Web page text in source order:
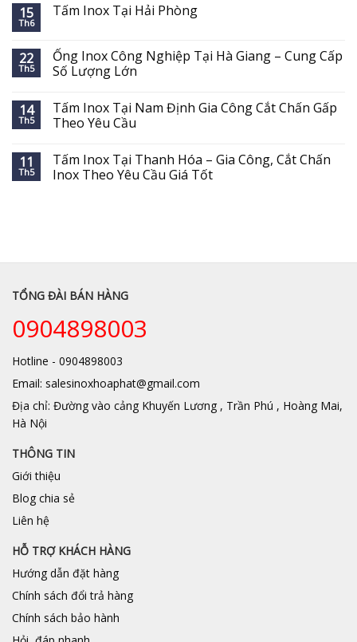
15
Th6
Tấm Inox Tại Hải Phòng
22
Th5
Ống Inox Công Nghiệp Tại Hà Giang – Cung Cấp
Số Lượng Lớn
14
Th5
Tấm Inox Tại Nam Định Gia Công Cắt Chấn Gấp
Theo Yêu Cầu
11
Th5
Tấm Inox Tại Thanh Hóa – Gia Công, Cắt Chấn
Inox Theo Yêu Cầu Giá Tốt
TỔNG ĐÀI BÁN HÀNG
0904898003
Hotline - 0904898003
Email: salesinoxhoaphat@gmail.com
Địa chỉ: Đường vào cảng Khuyến Lương , Trần Phú , Hoàng Mai,
Hà Nội
THÔNG TIN
Giới thiệu
Blog chia sẻ
Liên hệ
HỖ TRỢ KHÁCH HÀNG
Hướng dẫn đặt hàng
Chính sách đổi trả hàng
Chính sách bảo hành